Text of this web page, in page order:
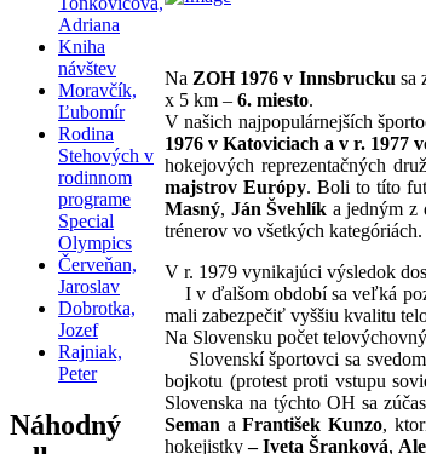
Adriana
Kniha
návštev
Moravčík,
Ľubomír
Rodina
Stehových v
rodinnom
programe
Special
Olympics
Červeňan,
Jaroslav
Dobrotka,
Jozef
Rajniak,
Peter
Náhodný
Na ZOH 1976 v Innsbrucku sa
x 5 km – 6. miesto.
V našich najpopulárnejších
1976 v Katoviciach a v r. 1977
hokejových reprezentačných
majstrov Európy. Boli to títo
Masný, Ján Švehlík a jedným z
trénerov vo všetkých kategóriách.
V r. 1979 vynikajúci výsledok
I v ďalšom období sa veľká
mali zabezpečiť vyššiu kvalitu
Na Slovensku počet
Slovenskí športovci sa
bojkotu (protest proti vstupu
Slovenska na týchto OH sa
Seman aFrantišek Kunzo,
hokejistky– Iveta Šranková,